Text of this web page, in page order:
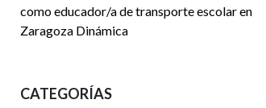
como educador/a de transporte escolar en
Zaragoza Dinámica
CATEGORÍAS